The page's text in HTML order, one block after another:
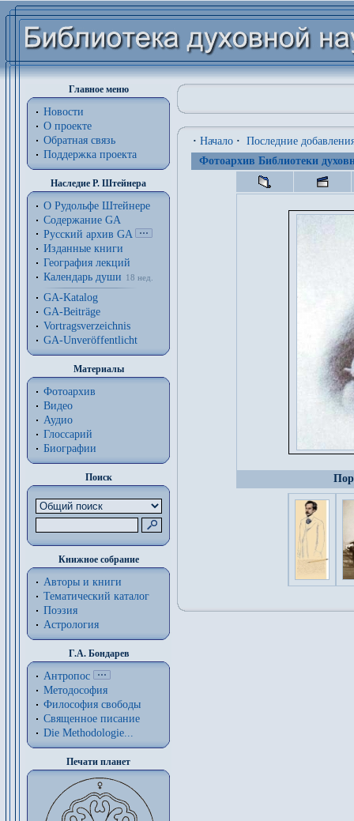
Главное меню
Новости
О проекте
Обратная связь
Поддержка проекта
Наследие Р. Штейнера
О Рудольфе Штейнере
Содержание GA
Русский архив GA
Изданные книги
География лекций
Календарь души
18 нед.
GA-Katalog
GA-Beiträge
Vortragsverzeichnis
GA-Unveröffentlicht
Материалы
Фотоархив
Видео
Аудио
Глоссарий
Биографии
Поиск
Книжное собрание
Авторы и книги
Тематический каталог
Поэзия
Астрология
Г.А. Бондарев
Антропос
Методософия
Философия cвободы
Священное писание
Die Methodologie...
Печати планет
· Начало · Последние
Фотоархив Библиотеки